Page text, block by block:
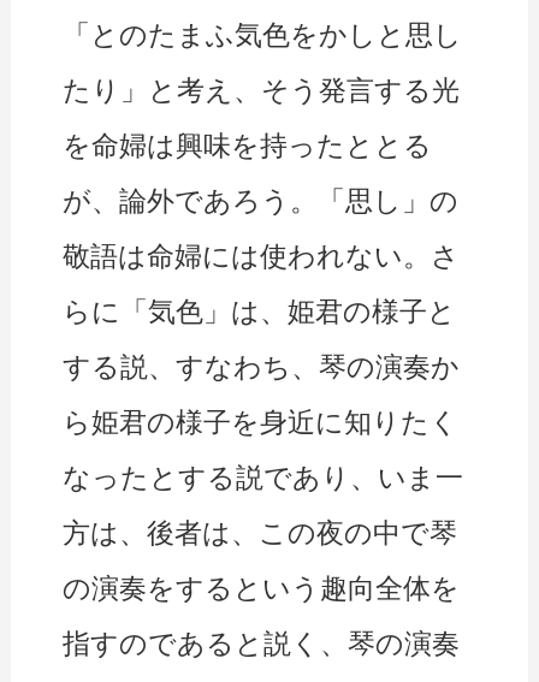
「とのたまふ気色をかしと思し
たり」と考え、そう発言する光
を命婦は興味を持ったととる
が、論外であろう。「思し」の
敬語は命婦には使われない。さ
らに「気色」は、姫君の様子と
する説、すなわち、琴の演奏か
ら姫君の様子を身近に知りたく
なったとする説であり、いま一
方は、後者は、この夜の中で琴
の演奏をするという趣向全体を
指すのであると説く、琴の演奏